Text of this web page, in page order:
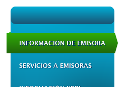
INFORMACIÓN DE EMISORA
SERVICIOS A EMISORAS